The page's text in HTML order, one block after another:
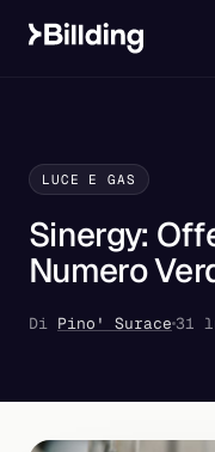
LUCE E GAS
Sinergy:
Numero
Di Pino' Surace 31